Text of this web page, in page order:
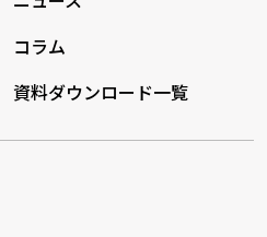
コラム
資料ダウンロード一覧